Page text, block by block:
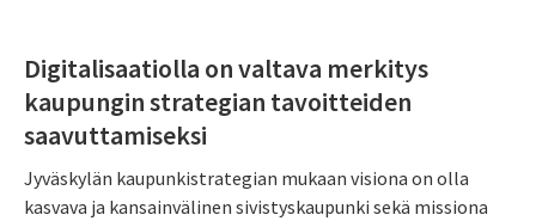
Digitalisaatiolla on valtava merkitys
kaupungin strategian tavoitteiden
saavuttamiseksi
Jyväskylän kaupunkistrategian mukaan visiona on olla
kasvava ja kansainvälinen sivistyskaupunki sekä missiona